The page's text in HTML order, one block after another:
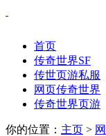
首页
传奇世界SF
传世页游私服
网页传奇世界
传奇世界页游
你的位置： 主页 >